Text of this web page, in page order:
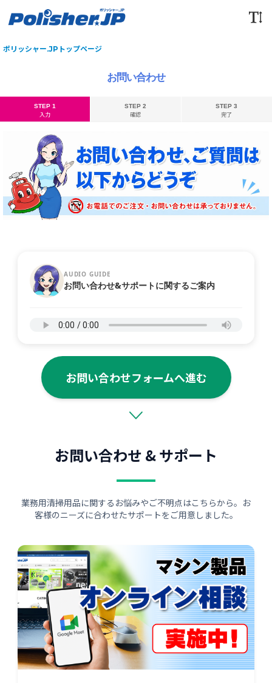
ポリッシャー.JPトップページ
お問い合わせ
STEP 1
入力
STEP 2
確認
STEP 3
完了
AUDIO GUIDE
お問い合わせ&サポートに関するご案内
お問い合わせフォームへ進む
お問い合わせ & サポート
業務用清掃用品に関するお悩みやご不明点はこちらから。お
客様のニーズに合わせたサポートをご用意しました。